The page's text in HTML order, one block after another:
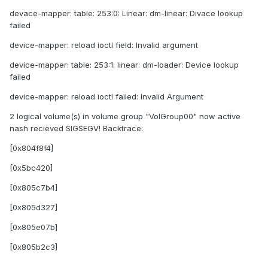
devace-mapper: table: 253:0: Linear: dm-linear: Divace lookup
failed
device-mapper: reload ioctl field: Invalid argument
device-mapper: table: 253:1: linear: dm-loader: Device lookup
failed
device-mapper: reload ioctl failed: Invalid Argument
2 logical volume(s) in volume group "VolGroup00" now active
nash recieved SIGSEGV! Backtrace:
[0x804f8f4]
[0x5bc420]
[0x805c7b4]
[0x805d327]
[0x805e07b]
[0x805b2c3]